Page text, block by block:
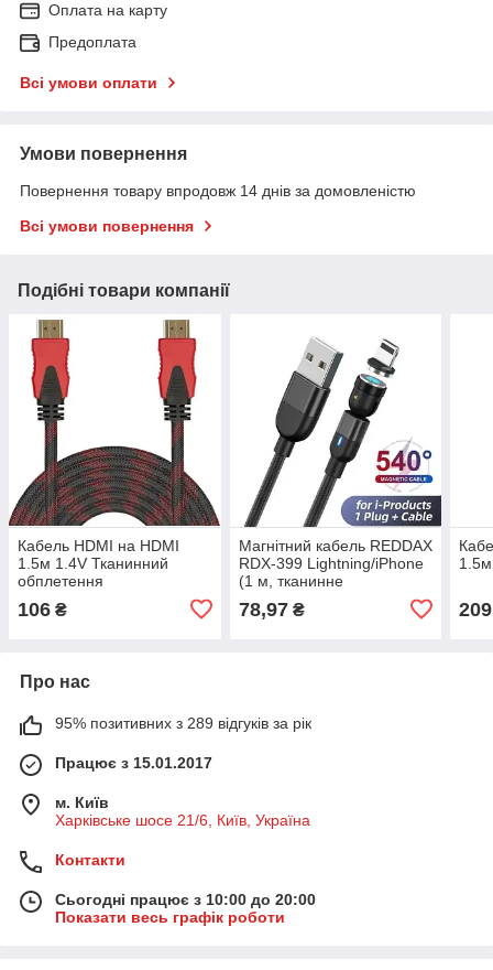
Оплата на карту
Предоплата
Всі умови оплати
Умови повернення
Повернення товару впродовж 14 днів за домовленістю
Всі умови повернення
Подібні товари компанії
Кабель HDMI на HDMI
1.5м 1.4V Тканинний
обплетення
106 ₴
Магнітний кабель REDDAX
RDX-399 Lightning/iPhone
(1 м, тканинне
обплетення, LED), Black
78,97₴
Про нас
95% позитивних з 289 відгуків за рік
Працює з 15.01.2017
м. Київ
Харківське шосе 21/6, Київ, Україна
Контакти
Сьогодні працює з 10:00 до 20:00
Показати весь графік роботи